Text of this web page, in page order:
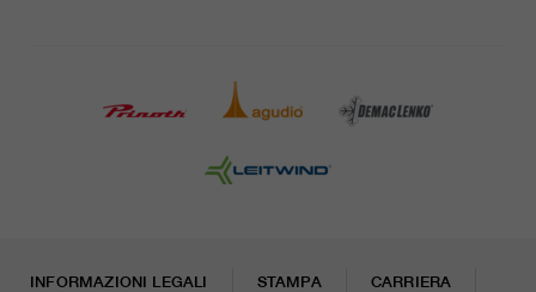
INFORMAZIONI LEGALI STAMPA CARRIERA